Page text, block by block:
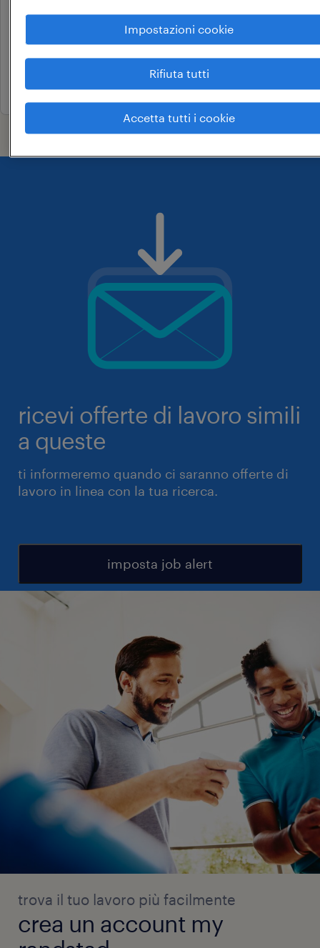
battipaglia, campania
tempo determinato
18.000 € - 22.000 € annuale
13 luglio 2026
ricevi offerte di lavoro simili
a queste
ti informeremo quando ci saranno offerte di
lavoro in linea con la tua ricerca.
imposta job alert
trova il tuo lavoro più facilmente
crea un account my
Impostazioni cookie
Rifiuta tutti
Accetta tutti i cookie